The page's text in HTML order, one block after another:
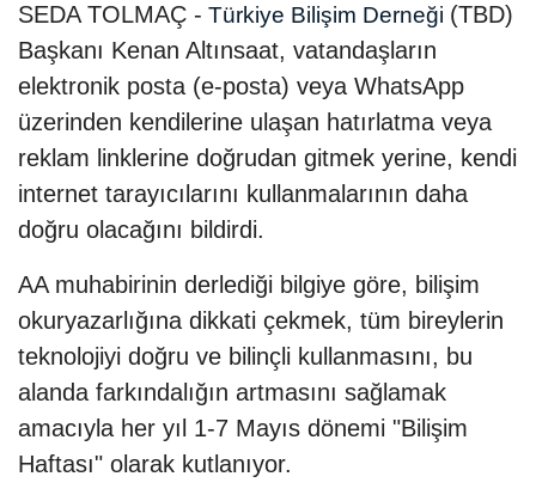
SEDA TOLMAÇ - Türkiye Bilişim Derneği (TBD)
Başkanı Kenan Altınsaat, vatandaşların
elektronik posta (e-posta) veya WhatsApp
üzerinden kendilerine ulaşan hatırlatma veya
reklam linklerine doğrudan gitmek yerine, kendi
internet tarayıcılarını kullanmalarının daha
doğru olacağını bildirdi.
AA muhabirinin derlediği bilgiye göre, bilişim
okuryazarlığına dikkati çekmek, tüm bireylerin
teknolojiyi doğru ve bilinçli kullanmasını, bu
alanda farkındalığın artmasını sağlamak
amacıyla her yıl 1-7 Mayıs dönemi "Bilişim
Haftası" olarak kutlanıyor.